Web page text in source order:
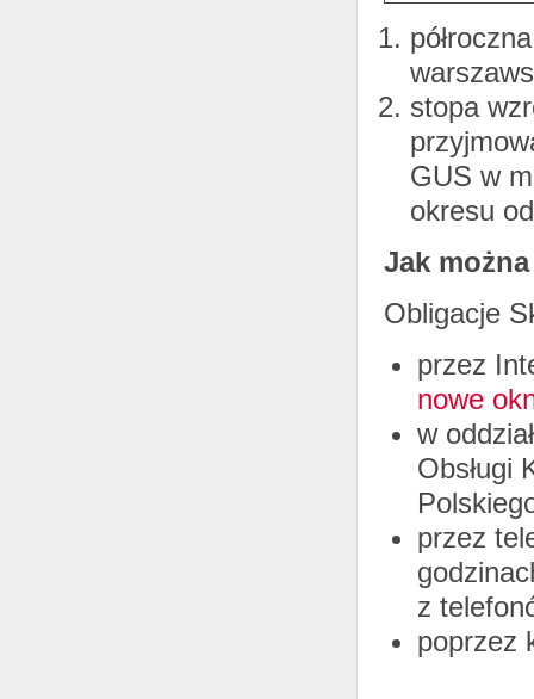
stopa
GUS w
okresu
Jak
Obligacje
przez
nowe
w
Obsługi
przez
z
poprzez